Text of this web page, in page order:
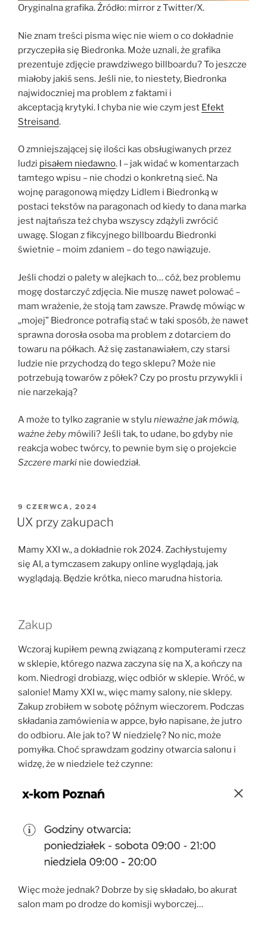
Oryginalna grafika. Źródło: mirror z Twitter/X.
Nie znam treści pisma więc nie wiem o co dokładnie
przyczepiła się Biedronka. Może uznali, że grafika
prezentuje zdjęcie prawdziwego billboardu? To jeszcze
miałoby jakiś sens. Jeśli nie, to niestety, Biedronka
najwidoczniej ma problem z faktami i
akceptacją krytyki. I chyba nie wie czym jest Efekt
Streisand.
O zmniejszającej się ilości kas obsługiwanych przez
ludzi pisałem niedawno. I – jak widać w komentarzach
tamtego wpisu – nie chodzi o konkretną sieć. Na
wojnę paragonową między Lidlem i Biedronką w
postaci tekstów na paragonach od kiedy to dana marka
jest najtańsza też chyba wszyscy zdążyli zwrócić
uwagę. Slogan z fikcyjnego billboardu Biedronki
świetnie – moim zdaniem – do tego nawiązuje.
Jeśli chodzi o palety w alejkach to… cóż, bez problemu
mogę dostarczyć zdjęcia. Nie muszę nawet polować –
mam wrażenie, że stoją tam zawsze. Prawdę mówiąc w
„mojej” Biedronce potrafią stać w taki sposób, że nawet
sprawna dorosła osoba ma problem z dotarciem do
towaru na półkach. Aż się zastanawiałem, czy starsi
ludzie nie przychodzą do tego sklepu? Może nie
potrzebują towarów z półek? Czy po prostu przywykli i
nie narzekają?
A może to tylko zagranie w stylu nieważne jak mówią,
ważne żeby mówili? Jeśli tak, to udane, bo gdyby nie
reakcja wobec twórcy, to pewnie bym się o projekcie
Szczere marki nie dowiedział.
OPUBLIKOWANE
W
9 CZERWCA, 2024
UX przy zakupach
Mamy XXI w., a dokładnie rok 2024. Zachłystujemy
się AI, a tymczasem zakupy online wyglądają, jak
wyglądają. Będzie krótka, nieco marudna historia.
Zakup
Wczoraj kupiłem pewną związaną z komputerami rzecz
w sklepie, którego nazwa zaczyna się na X, a kończy na
kom. Niedrogi drobiazg, więc odbiór w sklepie. Wróć, w
salonie! Mamy XXI w., więc mamy salony, nie sklepy.
Zakup zrobiłem w sobotę późnym wieczorem. Podczas
składania zamówienia w appce, było napisane, że jutro
do odbioru. Ale jak to? W niedzielę? No nic, może
pomyłka. Choć sprawdzam godziny otwarcia salonu i
widzę, że w niedziele też czynne:
Więc może jednak? Dobrze by się składało, bo akurat
salon mam po drodze do komisji wyborczej…